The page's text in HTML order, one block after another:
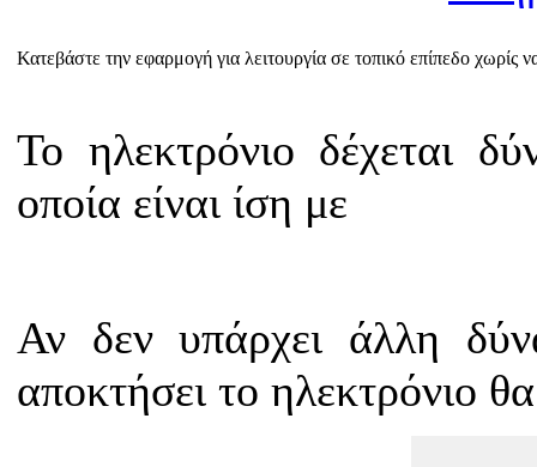
Κατεβάστε την εφαρμογή για λειτουργία σε τοπικό επίπεδο χωρίς
Το ηλεκτρόνιο δέχεται
οποία είναι ίση με
Αν δεν υπάρχει άλλη
αποκτήσει το ηλεκτρόνιο θα